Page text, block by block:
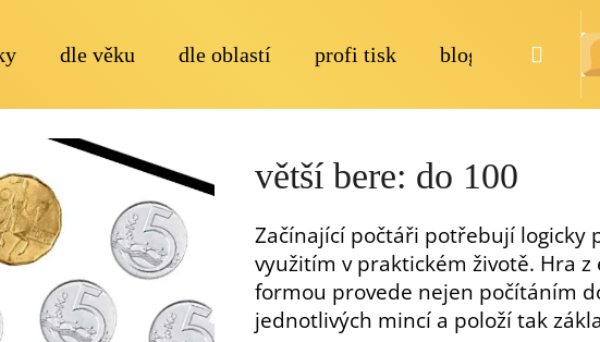
dle věku dle oblastí profi tisk blog o násHledat
větší bere: do 100
Začínající počtáři potřebují
využitím v praktickém životě. Hra z
formou provede nejen počítáním
jednotlivých mincí a položí tak
Doporučujeme